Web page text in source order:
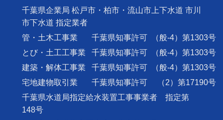
千葉県企業局 松戸市・柏市・流山市上下水道 市川
市下水道 指定業者
管・土木工事業
千葉県知事許可
（般-4）第1303号
とび・土工工事業
千葉県知事許可
（般-4）第1303号
建築・解体工事業
千葉県知事許可
（般-4）第1303号
宅地建物取引業
千葉県知事許可
（2）第17190号
千葉県水道局指定給水装置工事事業者 指定第
148号